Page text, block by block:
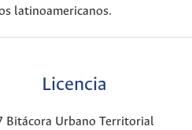
latinoamericanos.
Licencia
Bitácora Urbano Territorial